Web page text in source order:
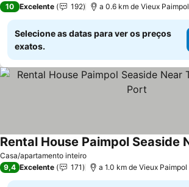
10 Excelente 192 a 0.6 km de Vieux Paimpol
Selecione as datas para ver os preços
exatos.
Casa/apartamento inteiro
9,4 Excelente 171 a 1.0 km de Vieux Paimpol